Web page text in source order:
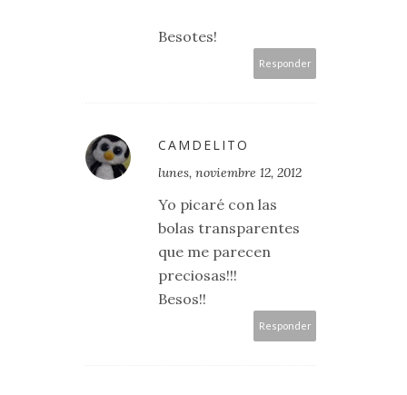
Besotes!
Responder
CAMDELITO
lunes, noviembre 12, 2012
Yo picaré con las
bolas transparentes
que me parecen
preciosas!!!
Besos!!
Responder